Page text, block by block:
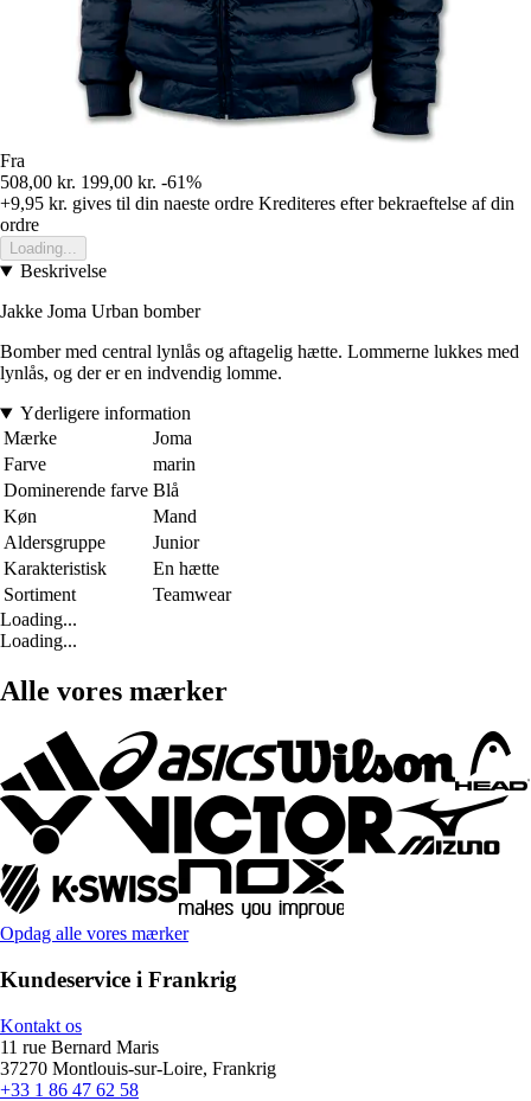
Fra
508,00 kr. 199,00 kr. -61%
+9,95 kr. gives til din naeste ordre Krediteres efter bekraeftelse af din
ordre
Loading...
Beskrivelse
Jakke Joma Urban bomber
Bomber med central lynlås og aftagelig hætte. Lommerne lukkes med
lynlås, og der er en indvendig lomme.
Yderligere information
Mærke
Joma
Farve
marin
Dominerende farve Blå
Køn
Mand
Aldersgruppe
Junior
Karakteristisk
En hætte
Sortiment
Teamwear
Loading...
Loading...
Alle vores mærker
Opdag alle vores mærker
Kundeservice i Frankrig
Kontakt os
11 rue Bernard Maris
37270 Montlouis-sur-Loire, Frankrig
+33 1 86 47 62 58